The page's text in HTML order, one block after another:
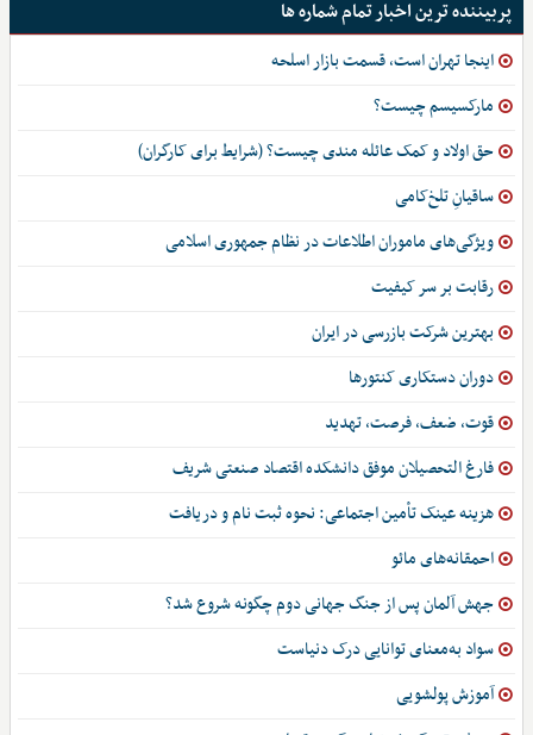
پربیننده ترین اخبار تمام شماره ها
اینجا تهران است، قسمت بازار اسلحه
مارکسیسم چیست؟
حق اولاد و کمک عائله مندی چیست؟ (شرایط برای کارگران)
ساقیانِ تلخ‌کامی
ویژگی‌های ماموران اطلاعات در نظام جمهوری اسلامی
رقابت بر سر کیفیت
بهترین شرکت بازرسی در ایران
دوران دستکاری کنتورها
قوت، ضعف، فرصت، تهدید
فارغ التحصیلان موفق دانشکده اقتصاد صنعتی شریف
هزینه عینک تأمین اجتماعی: نحوه ثبت نام و دریافت
احمقانه‌های مائو
جهش آلمان پس از جنگ جهانی دوم چگونه شروع شد؟
سواد به‌معنای توانایی درک دنیاست
آموزش پولشویی